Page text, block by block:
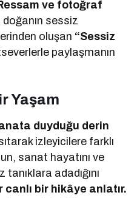
ve fotoğraf
doğanın sessiz
oluşan “Sessiz
paylaşmanın
Yaşam
duyduğu derin
izleyicilere farklı
sanat hayatını ve
adadığını
canlı bir hikâye anlatır.